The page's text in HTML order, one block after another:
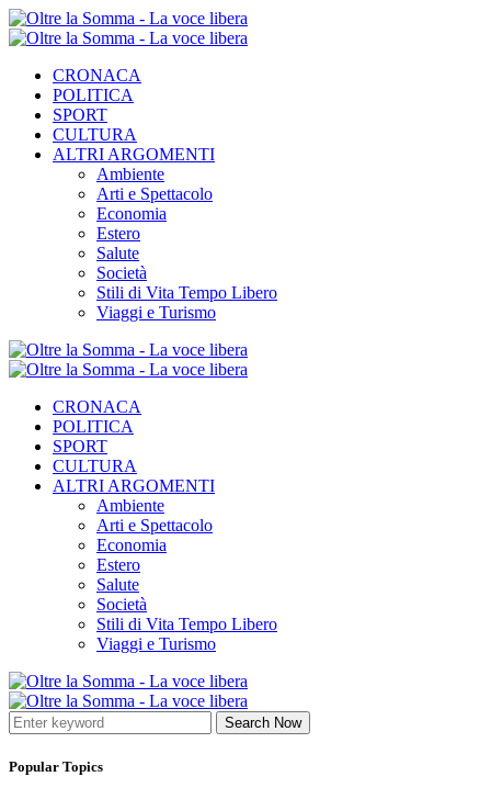
CRONACA
POLITICA
SPORT
CULTURA
ALTRI ARGOMENTI
Ambiente
Arti e Spettacolo
Economia
Estero
Salute
Società
Stili di Vita Tempo Libero
Viaggi e Turismo
CRONACA
POLITICA
SPORT
CULTURA
ALTRI ARGOMENTI
Ambiente
Arti e Spettacolo
Economia
Estero
Salute
Società
Stili di Vita Tempo Libero
Viaggi e Turismo
Search Now
Popular Topics